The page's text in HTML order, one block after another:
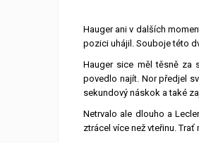
Hauger ani v dalších
pozici uhájil. Souboje této
Hauger sice měl těsně za
povedlo najít. Nor předjel
sekundový náskok a také
Netrvalo ale dlouho a
ztrácel více než vteřinu.